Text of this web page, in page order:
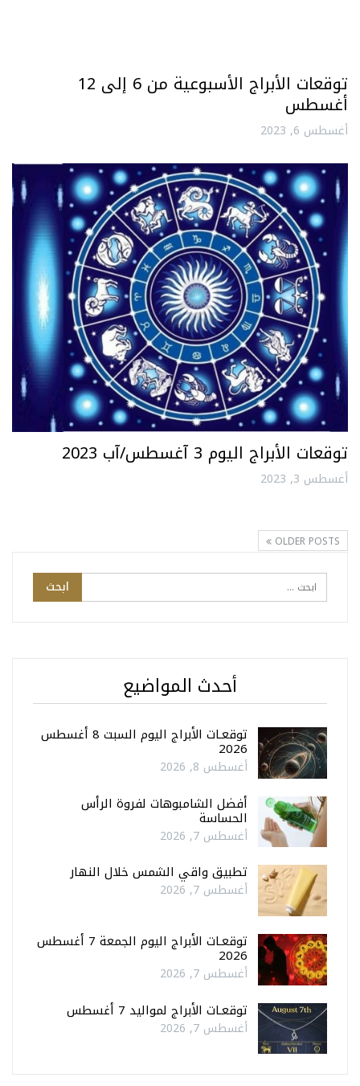
توقعات الأبراج الأسبوعية من 6 إلى 12
أغسطس
أغسطس 6, 2023
توقعات الأبراج اليوم 3 آغسطس/آب 2023
أغسطس 3, 2023
OLDER POSTS
أحدث المواضيع
توقعـات الأبراج اليوم السبت 8 أغسطس
2026
أغسطس 8, 2026
أفضل الشامبوهات لفروة الرأس
الحساسة
أغسطس 7, 2026
تطبيق واقي الشمس خلال النهار
أغسطس 7, 2026
توقعـات الأبراج اليوم الجمعة 7 أغسطس
2026
أغسطس 7, 2026
توقعـات الأبراج لمواليد 7 أغسطس
أغسطس 7, 2026